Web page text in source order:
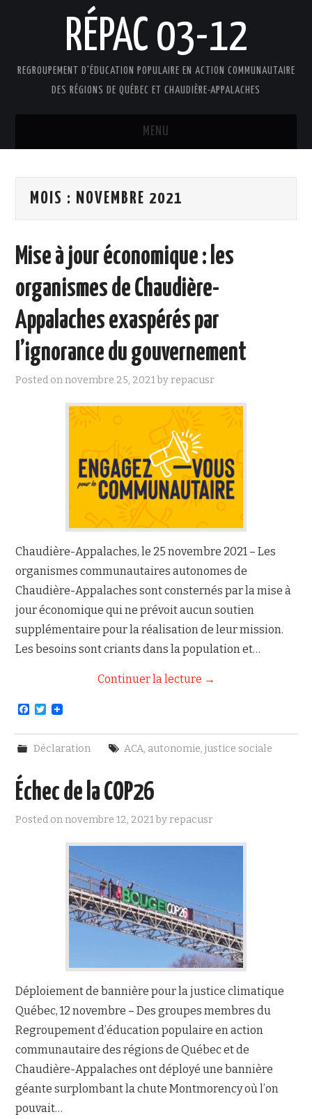
RÉPAC 03-12
REGROUPEMENT D'ÉDUCATION POPULAIRE EN ACTION COMMUNAUTAIRE
DES RÉGIONS DE QUÉBEC ET CHAUDIÈRE-APPALACHES
MENU
PRÉSENTATION
DOCUMENTS
FAIRE UN DON !
NOUS JOINDRE
MOIS : NOVEMBRE 2021
Mise à jour économique : les
organismes de Chaudière-
Appalaches exaspérés par
l’ignorance du gouvernement
Posted onnovembre 25, 2021byrepacusr
Chaudière-Appalaches, le 25 novembre 2021 – Les
organismes communautaires autonomes de
Chaudière-Appalaches sont consternés par la mise à
jour économique qui ne prévoit aucun soutien
supplémentaire pour la réalisation de leur mission.
Les besoins sont criants dans la population et…
Continuer la lecture →
F
c
e
b
k
T
i
t
Déclaration ACA, autonomie, justice sociale
Échec de la COP26
Posted onnovembre 12, 2021byrepacusr
Déploiement de bannière pour la justice climatique
Québec, 12 novembre – Des groupes membres du
Regroupement d’éducation populaire en action
communautaire des régions de Québec et de
Chaudière-Appalaches ont déployé une bannière
géante surplombant la chute Montmorency où l’on
pouvait…